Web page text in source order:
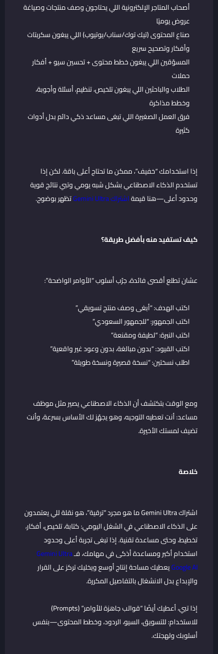
أصحاب المتاجر الإلكترونية اللي يحتاجون وصف منتجات وصياغة
عروض يوميًا
صناع المحتوى (تيك توك/سناب/يوتيوب) اللي يبغون سكربتات
وأفكار وتصحيح سريع
المسوّقين اللي يبغون خطط محتوى + تحسين سيو + أفكار
حملات
الطلاب والباحثين اللي يبغون تلخيص، تنظيم، أسئلة وأجوبة،
وخطط مذاكرة
فرق العمل الصغيرة اللي تبغى مساعد ذكي دائم بدل أدوات
كثيرة
إذا استخدامك “خفيف”، ممكن ما تحتاج أعلى باقة. لكن إذا
تستخدم الذكاء الاصطناعي بشكل شبه يومي وتبي نتائج قوية
وحدود أعلى—هنا قيمةاشتراك Gemini Ultra تظهر بوضوح.
كيف تستفيد منه بأفضل طريقة؟
عشان تطلع أقصى فائدة، جرّب أسلوب “الأوامر الواضحة”:
اكتب الهدف: “أبغى وصف منتج تسويقي”
اكتب الجمهور: “للجمهور السعودي”
اكتب النبرة: “لطيفة ومقنعة”
اكتب القيود: “بدون مبالغة، بدون وعود غير واقعية”
اطلب نسختين: “نسخة قصيرة ونسخة طويلة”
ومع الوقت بتكتشف أن الذكاء الاصطناعي يصير مثل موظف
مساعد: أنت تعطيه التوجيه، وهو يجهّز لك الأساس بسرعة، وأنت
تضيف لمستك الأخيرة.
خلاصة
اشتراك Gemini Ultra ما هو مجرد “ترقية”، هو نقلة للي يعتمدون
على الذكاء الاصطناعي في الشغل اليومي: كتابة، تلخيص، أفكار،
تخطيط، وحتى مساعدة تقنية. إذا تبغى تجربة أعلى وحدود
استخدام أكبر ومساعدة أذكى في مهامك، فـGemini Ultra
Google AIيعطيك مساحة إنتاج أوسع ويخليك تركز على القرار
والإبداع بدل الانشغال بالتفاصيل المكررة.
إذا تبي، أعطيك أيضًا “قوالب جاهزة للأوامر” (Prompts)
للاستخدام: للتسويق، السيو، الردود، وخطط المحتوى—بنفس
أسلوبك ولهجتك.